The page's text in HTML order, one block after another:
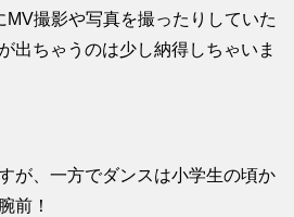
撮影や写真を撮ったりしていた
出ちゃうのは少し納得しちゃいま
が、一方でダンスは小学生の頃か
前！